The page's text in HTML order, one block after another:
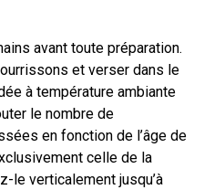
avant toute préparation.
et verser dans le
à température ambiante
le nombre de
en fonction de l’âge de
celle de la
le verticalement jusqu’à